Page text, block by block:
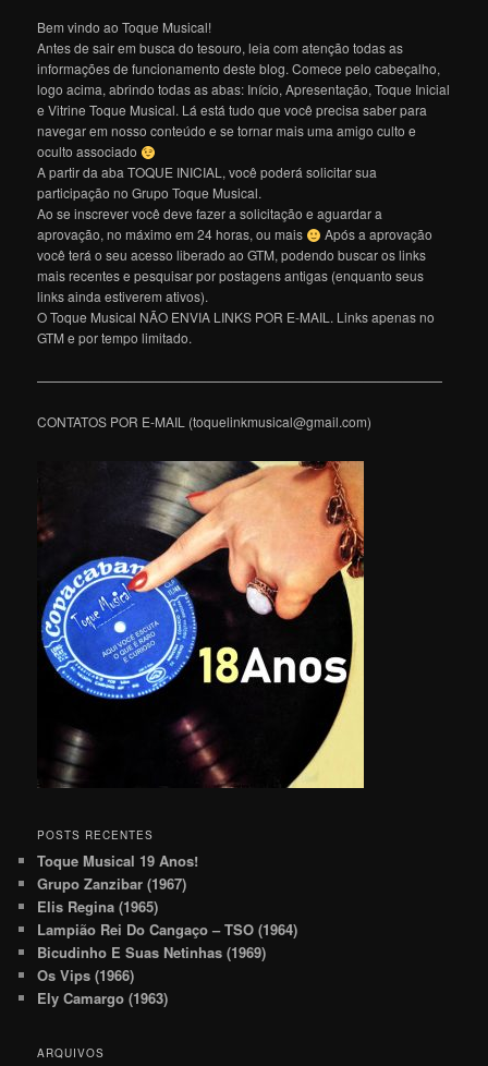
Bem vindo ao Toque Musical!
Antes de sair em busca do tesouro, leia com atenção todas as
informações de funcionamento deste blog. Comece pelo cabeçalho,
logo acima, abrindo todas as abas: Início, Apresentação, Toque Inicial
e Vitrine Toque Musical. Lá está tudo que você precisa saber para
navegar em nosso conteúdo e se tornar mais uma amigo culto e
oculto associado
A partir da aba TOQUE INICIAL, você poderá solicitar sua
participação no Grupo Toque Musical.
Ao se inscrever você deve fazer a solicitação e aguardar a
aprovação, no máximo em 24 horas, ou mais
Após a aprovação
você terá o seu acesso liberado ao GTM, podendo buscar os links
mais recentes e pesquisar por postagens antigas (enquanto seus
links ainda estiverem ativos).
O Toque Musical NÃO ENVIA LINKS POR E-MAIL. Links apenas no
GTM e por tempo limitado.
———————————————————————————————
CONTATOS POR E-MAIL (toquelinkmusical@gmail.com)
POSTS RECENTES
Toque Musical 19 Anos!
Grupo Zanzibar (1967)
Elis Regina (1965)
Lampião Rei Do Cangaço – TSO (1964)
Bicudinho E Suas Netinhas (1969)
Os Vips (1966)
Ely Camargo (1963)
ARQUIVOS